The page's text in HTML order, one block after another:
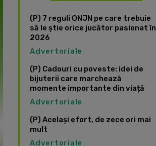
(P) 7 reguli ONJN pe care trebuie
să le știe orice jucător pasionat în
2026
Advertoriale
(P) Cadouri cu poveste: idei de
bijuterii care marchează
momente importante din viață
Advertoriale
(P) Același efort, de zece ori mai
mult
Advertoriale